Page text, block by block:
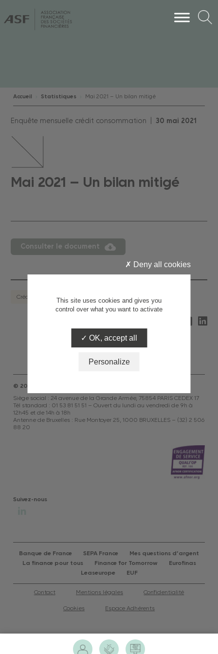
Accueil Statistiques Mai 2021 – Un bilan mitigé
Enquête mensuelle crédit consommation |30 mai 2021
Mai 2021 – Un bilan mitigé
Consulter le document
Crédit à la consommation
© 2026 ASF
Siège social : 24 avenue de la Grande Armée, 75854 PARIS CEDEX 17
Tél standard : 01 53 81 51 51 – Ouvert du lundi au vendredi de 9h à
12h45 et de 14h à 18h
Antenne de Bruxelles : Rue Montoyer 25, 1000 BRUXELLES – (32) 2 506
88 20
Suivez-nous
Banque de France SEPA France
Mes questions d’argent
La finance pour tous
Finance for Tomorrow
Eurofinas
Leaseurope
EUF
Contact Mentions légales Confidentialité
Cookies Espace Adhérents
This site uses cookies and gives you
control over what you want to activate
OK, accept all
Deny all cookies
Personalize